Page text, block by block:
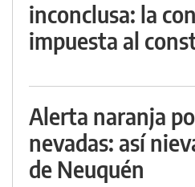
inconclusa: la
impuesta al
Alerta naranja
nevadas: así
de Neuquén